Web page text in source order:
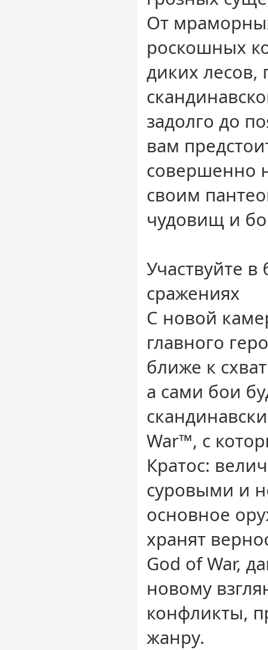
От
роскошных
диких
задолго до
вам
совершенно
своим
чудовищ и
Участвуйте
сражениях
С новой
главного
ближе к
а сами бои
War™, с
Кратос:
суровыми и
основное
хранят
God of War,
новому
конфликты,
жанру.